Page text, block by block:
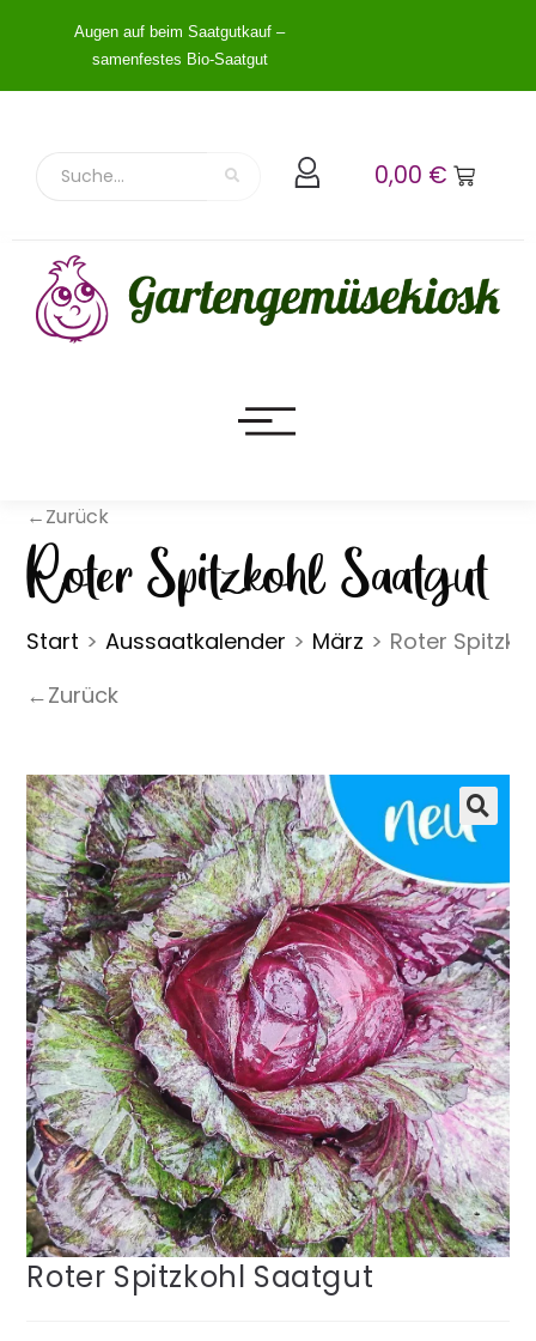
Augen auf beim Saatgutkauf –
samenfestes Bio-Saatgut
0,00 €
Roter Spitzkohl Saatgut
Start > Aussaatkalender > März > Roter
←Zurück
🔍
Roter Spitzkohl Saatgut
←Zurück